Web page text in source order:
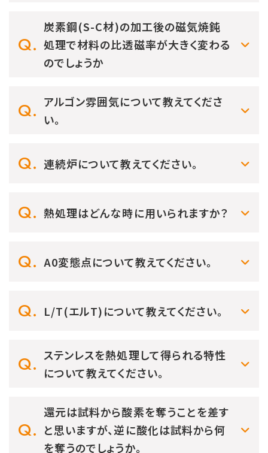
炭素鋼(S-C材)の加工後の磁気焼鈍
処理で材料の比透磁率が大きく変わる
のでしょうか
アルゴン雰囲気について教えてくださ
い。
連続炉について教えてください。
熱処理はどんな時に用いられますか？
A0変態点について教えてください。
L/T(エルT)について教えてください。
ステンレスを熱処理して得られる特性
について教えてください。
還元は試料から酸素を奪うことを差す
と思いますが、逆に酸化は試料から何
を奪うのでしょうか。